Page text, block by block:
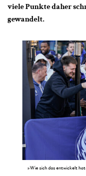
viele Punkte daher
gewandelt.
»Wie sich das entwickelt